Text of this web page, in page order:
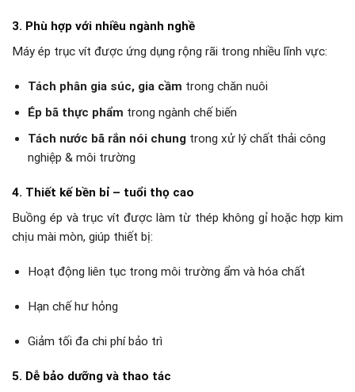
3. Phù hợp với nhiều ngành nghề
Máy ép trục vít được ứng dụng rộng rãi trong nhiều lĩnh vực:
Tách phân gia súc, gia cầm trong chăn nuôi
Ép bã thực phẩm trong ngành chế biến
Tách nước bã rắn nói chungtrong xử lý chất thải công
nghiệp & môi trường
4. Thiết kế bền bỉ – tuổi thọ cao
Buồng ép và trục vít được làm từ thép không gỉ hoặc hợp kim
chịu mài mòn, giúp thiết bị:
Hoạt động liên tục trong môi trường ẩm và hóa chất
Hạn chế hư hỏng
Giảm tối đa chi phí bảo trì
5. Dễ bảo dưỡng và thao tác